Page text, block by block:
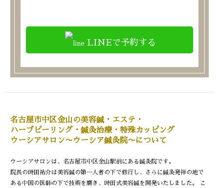
LINEで予約する
名古屋市中区金山の美容鍼・エステ・
ハーブピーリング・鍼灸治療・特殊カッピング
ウーシアサロン〜ウーシア鍼灸院〜について
ウーシアサロンは、名古屋市中区金山駅前にある鍼灸院です。
院長の時田祐介は美容鍼の第一人者の下で修行し、さらに鍼灸発祥の地で
ある中国の医師の下で技術を磨き、時田式美容鍼を開発いたしました。 こ